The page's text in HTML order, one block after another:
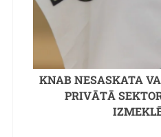
KNAB NESASKATA
PRIVĀTĀ